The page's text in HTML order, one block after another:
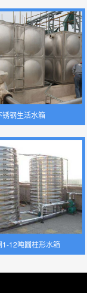
锈钢生活水箱
1-12吨圆柱形水箱